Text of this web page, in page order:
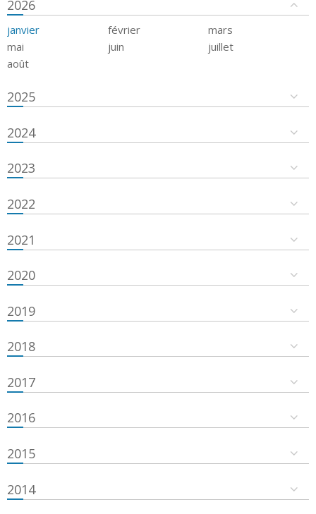
2026
janvier février
mars
mai
juin
juillet
août
2025
2024
2023
2022
2021
2020
2019
2018
2017
2016
2015
2014